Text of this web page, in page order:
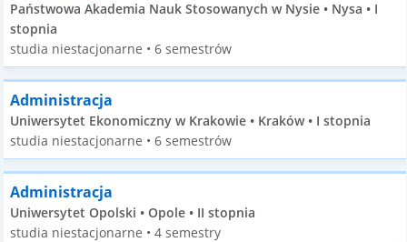
Państwowa Akademia Nauk Stosowanych w Nysie • Nysa • I
stopnia
studia niestacjonarne • 6 semestrów
Administracja
Uniwersytet Ekonomiczny w Krakowie • Kraków • I stopnia
studia niestacjonarne • 6 semestrów
Administracja
Uniwersytet Opolski • Opole • II stopnia
studia niestacjonarne • 4 semestry